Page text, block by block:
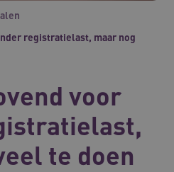
registratielast, maar nog
voor
te doen